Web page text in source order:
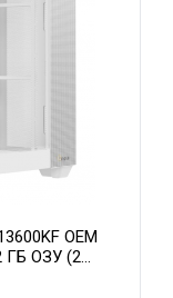
OEM
ГБ ОЗУ (2
OC 8GB